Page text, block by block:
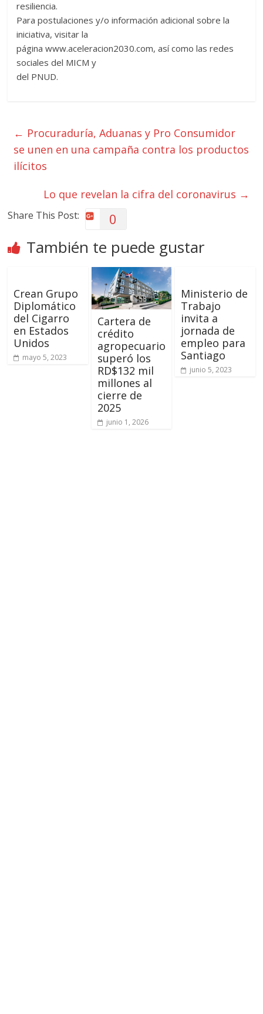
resiliencia.
Para postulaciones y/o información adicional sobre la
iniciativa, visitar la
página www.aceleracion2030.com, así como las redes
sociales del MICM y
del PNUD.
← Procuraduría, Aduanas y Pro Consumidor
se unen en una campaña contra los productos
ilícitos
Lo que revelan la cifra del coronavirus →
Share This Post: 0
También te puede gustar
Crean Grupo
Diplomático
del Cigarro
en Estados
Unidos
mayo 5, 2023
Cartera de
crédito
agropecuario
superó los
RD$132 mil
millones al
cierre de
2025
junio 1, 2026
Ministerio de
Trabajo
invita a
jornada de
empleo para
Santiago
junio 5, 2023